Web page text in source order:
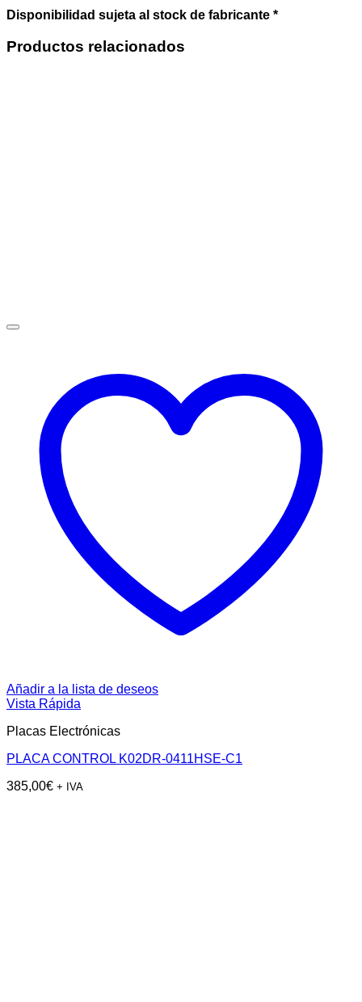
Disponibilidad sujeta al stock de fabricante *
Productos relacionados
Añadir a la lista de deseos
Vista Rápida
Placas Electrónicas
PLACA CONTROL K02DR-0411HSE-C1
385,00€ + IVA